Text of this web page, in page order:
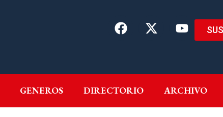
GENEROS DIRECTORIO ARCHIVO
GENEROS DIRECTORIO